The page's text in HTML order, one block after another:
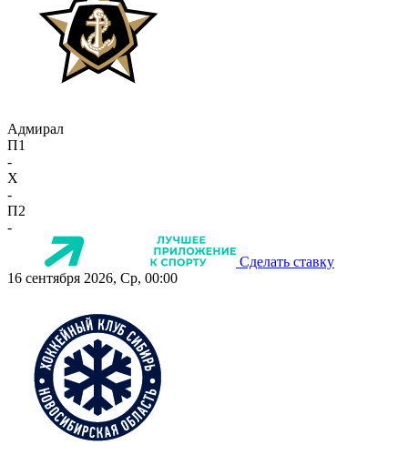
Адмирал
П1
-
X
-
П2
-
Сделать ставку
16 сентября 2026, Ср, 00:00